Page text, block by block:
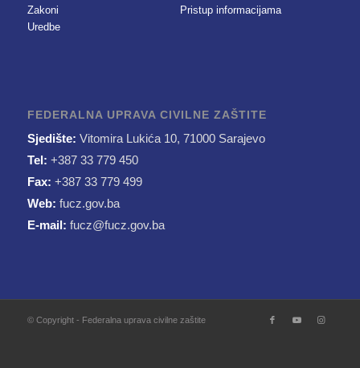
Zakoni
Uredbe
Pristup informacijama
FEDERALNA UPRAVA CIVILNE ZAŠTITE
Sjedište: Vitomira Lukića 10, 71000 Sarajevo
Tel: +387 33 779 450
Fax: +387 33 779 499
Web: fucz.gov.ba
E-mail: fucz@fucz.gov.ba
© Copyright - Federalna uprava civilne zaštite